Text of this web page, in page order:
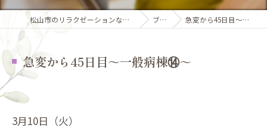
松山市のリラクゼーションならCSサロンVENUS ブログ 急変から45日目～一般病棟⑭～
急変から45日目～一般病棟⑭～
3月10日（火）